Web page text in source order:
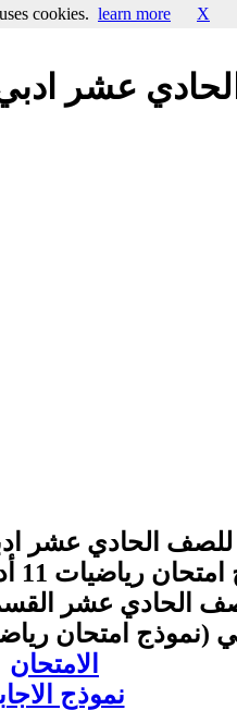
عشر
الحادي عشر
11 أدبي ف1 مع نموذج الاجابة
الحادي عشر
رياضيات 11 أدبي ف1 مع نموذج
الامتحان
نموذج
cookies. learn more X